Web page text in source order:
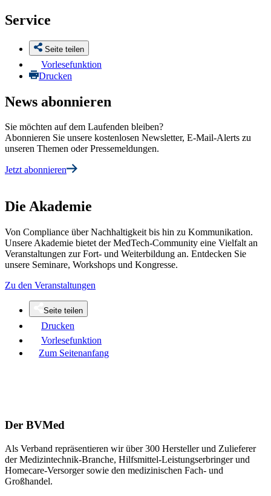
Service
Seite teilen
Vorlesefunktion
Drucken
News abonnieren
Sie möchten auf dem Laufenden bleiben?
Abonnieren Sie unsere kostenlosen Newsletter, E-Mail-Alerts zu
unseren Themen oder Pressemeldungen.
Jetzt abonnieren
Die Akademie
Von Compliance über Nachhaltigkeit bis hin zu Kommunikation.
Unsere Akademie bietet der MedTech-Community eine Vielfalt an
Veranstaltungen zur Fort- und Weiterbildung an. Entdecken Sie
unsere Seminare, Workshops und Kongresse.
Zu den Veranstaltungen
Seite teilen
Drucken
Vorlesefunktion
Zum Seitenanfang
Der BVMed
Als Verband repräsentieren wir über 300 Hersteller und Zulieferer
der Medizintechnik-Branche, Hilfsmittel-Leistungserbringer und
Homecare-Versorger sowie den medizinischen Fach- und
Großhandel.